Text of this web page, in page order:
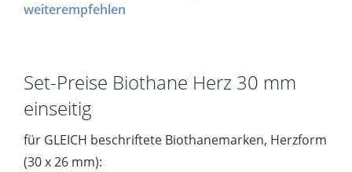
weiterempfehlen
Set-Preise Biothane Herz 30 mm
einseitig
für GLEICH beschriftete Biothanemarken, Herzform
(30 x 26 mm):